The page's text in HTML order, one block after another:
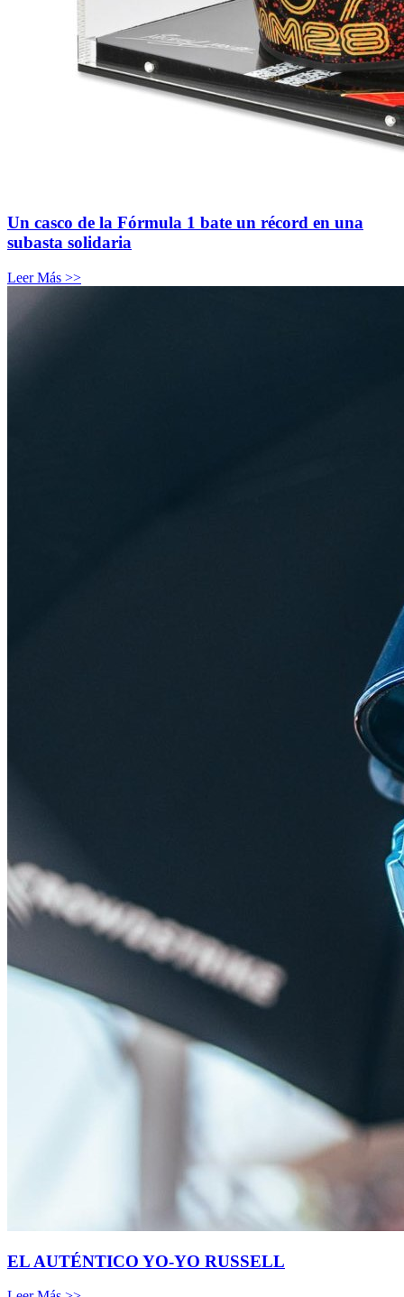
Un casco de la Fórmula 1 bate un récord en una
subasta solidaria
Leer Más >>
EL AUTÉNTICO YO-YO RUSSELL